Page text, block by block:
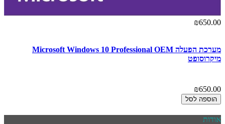
₪650.00
מערכת הפעלה Microsoft Windows 10 Professional OEM
מיקרוסופט
₪650.00
הוספה לסל
אודות